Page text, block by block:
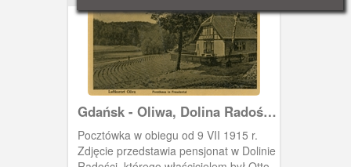
Gdańsk - Oliwa, Dolina Radości
(Freudental)
Pocztówka w obiegu od 9 VII 1915 r.
Zdjęcie przedstawia pensjonat w Dolinie